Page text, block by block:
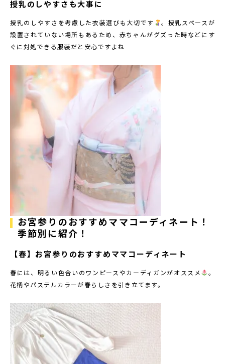
授乳のしやすさも大事に
授乳のしやすさを考慮した衣装選びも大切です
。授乳スペースが
設置されていない場所もあるため、赤ちゃんがグズった時などにす
ぐに対処できる服装だと安心ですよね
お宮参りのおすすめママコーディネート！
季節別に紹介！
【春】お宮参りのおすすめママコーディネート
春には、明るい色合いのワンピースやカーディガンがオススメ
。
花柄やパステルカラーが春らしさを引き立てます。